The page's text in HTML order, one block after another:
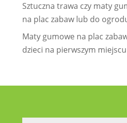
Sztuczna trawa czy maty
na plac zabaw lub do
Maty gumowe na plac
dzieci na pierwszym miejscu